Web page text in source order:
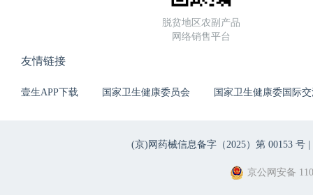
脱贫地区农副产品
网络销售平台
友情链接
壹生APP下载 国家卫生健康委员会 国家卫生健康委国际
(京)网药械信息备字（2025）第 00153 号 |
京公网安备